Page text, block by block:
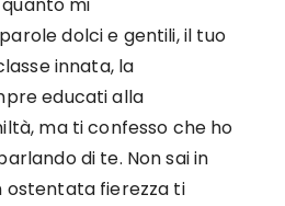
dolci e gentili, il tuo
innata, la
educati alla
ma ti confesso che ho
di te. Non sai in
ostentata fierezza ti